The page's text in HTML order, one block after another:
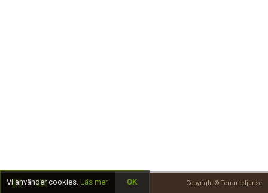
Copyright © Terrariedjur.se
Vi använder cookies. Läs mer OK